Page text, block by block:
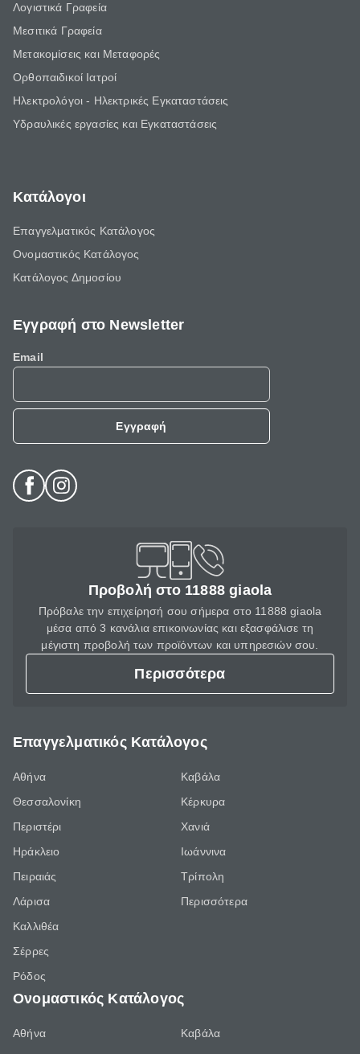
Λογιστικά Γραφεία
Μεσιτικά Γραφεία
Μετακομίσεις και Μεταφορές
Ορθοπαιδικοί Ιατροί
Ηλεκτρολόγοι - Ηλεκτρικές Εγκαταστάσεις
Υδραυλικές εργασίες και Εγκαταστάσεις
Κατάλογοι
Επαγγελματικός Κατάλογος
Ονομαστικός Κατάλογος
Κατάλογος Δημοσίου
Εγγραφή στο Newsletter
Email
Εγγραφή
Προβολή στο 11888 giaola
Πρόβαλε την επιχείρησή σου σήμερα στο 11888 giaola
μέσα από 3 κανάλια επικοινωνίας και εξασφάλισε τη
μέγιστη προβολή των προϊόντων και υπηρεσιών σου.
Περισσότερα
Επαγγελματικός Κατάλογος
Αθήνα
Θεσσαλονίκη
Περιστέρι
Ηράκλειο
Πειραιάς
Λάρισα
Καλλιθέα
Σέρρες
Ρόδος
Καβάλα
Κέρκυρα
Χανιά
Ιωάννινα
Τρίπολη
Περισσότερα
Ονομαστικός Κατάλογος
Αθήνα
Καβάλα